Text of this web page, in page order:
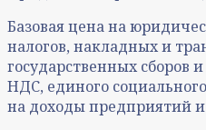
Базовая цена на
налогов, накладных и
государственных сборов
НДС, единого
на доходы предприятий